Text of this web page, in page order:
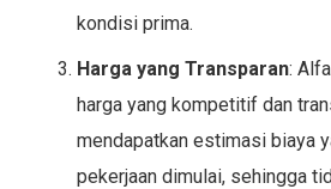
kondisi prima.
Harga yang Transparan:
harga yang kompetitif dan
mendapatkan estimasi biaya
pekerjaan dimulai, sehingga